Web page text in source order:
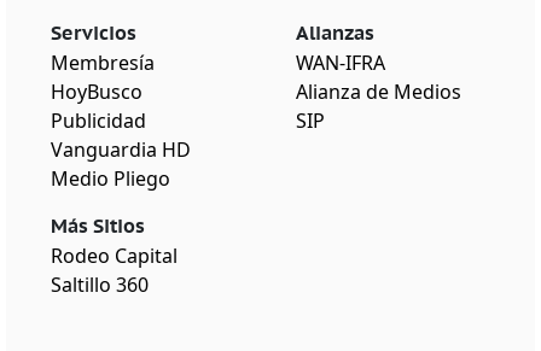
Servicios
Membresía
HoyBusco
Publicidad
Vanguardia HD
Medio Pliego
Más Sitios
Rodeo Capital
Saltillo 360
Alianzas
WAN-IFRA
Alianza de Medios
SIP